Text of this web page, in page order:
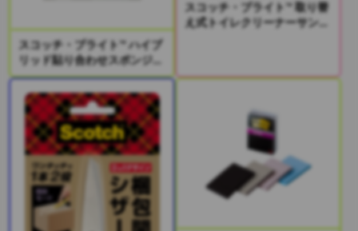
スコッチ・ブライト™ ハイブ
リッド貼り合わせスポンジ2
個入り
スコッチ・ブライト™ 取り替
え式トイレクリーナーサンプ